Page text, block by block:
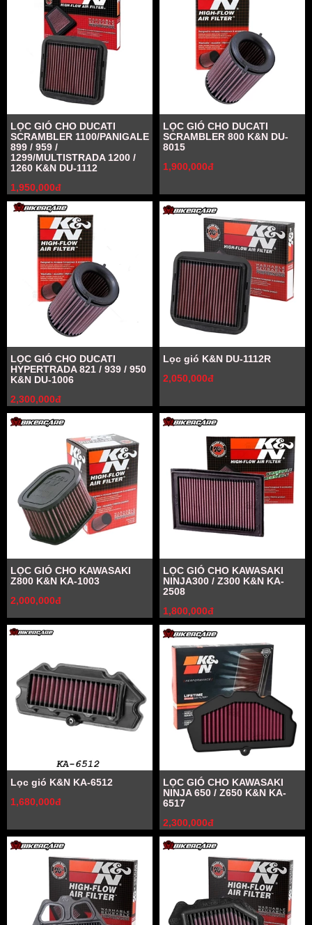
LỌC GIÓ CHO DUCATI
SCRAMBLER 1100/PANIGALE
899 / 959 /
1299/MULTISTRADA 1200 /
1260 K&N DU-1112
1,950,000đ
LỌC GIÓ CHO DUCATI
SCRAMBLER 800 K&N DU-
8015
1,900,000đ
LỌC GIÓ CHO DUCATI
HYPERTRADA 821 / 939 / 950
K&N DU-1006
2,300,000đ
Lọc gió K&N DU-1112R
2,050,000đ
LỌC GIÓ CHO KAWASAKI
Z800 K&N KA-1003
2,000,000đ
LỌC GIÓ CHO KAWASAKI
NINJA300 / Z300 K&N KA-
2508
1,800,000đ
Lọc gió K&N KA-6512
1,680,000đ
LỌC GIÓ CHO KAWASAKI
NINJA 650 / Z650 K&N KA-
6517
2,300,000đ